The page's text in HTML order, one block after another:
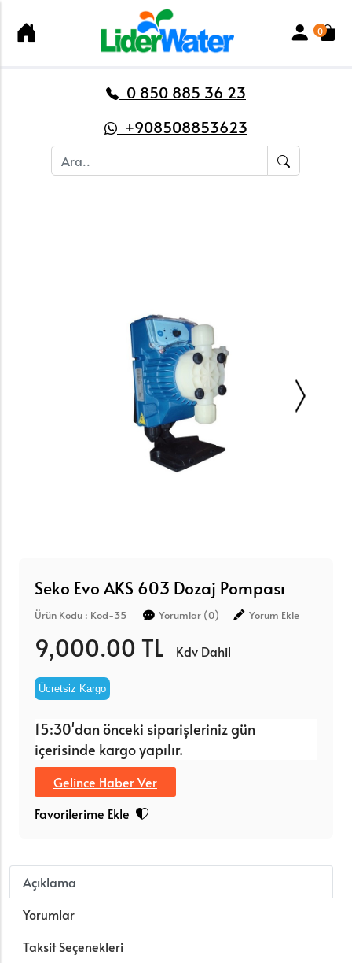
0
0 850 885 36 23
+908508853623
Seko Evo AKS 603 Dozaj Pompası
Ürün Kodu : Kod-35 Yorumlar (0) Yorum Ekle
9,000.00 TL Kdv Dahil
Ücretsiz Kargo
15:30'dan önceki siparişleriniz gün
içerisinde kargo yapılır.
Gelince Haber Ver
Favorilerime Ekle
Açıklama
Yorumlar
Taksit Seçenekleri